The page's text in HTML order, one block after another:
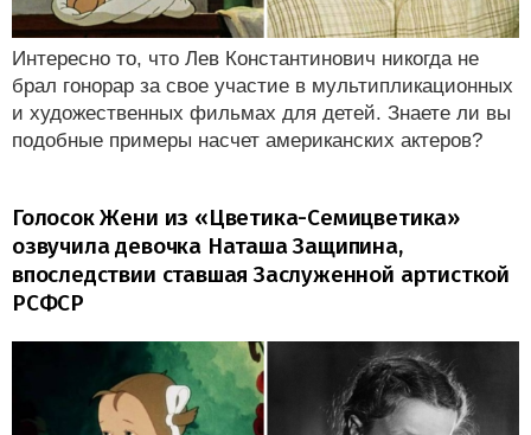
Интересно то, что Лев Константинович никогда не
брал гонорар за свое участие в мультипликационных
и художественных фильмах для детей. Знаете ли вы
подобные примеры насчет американских актеров?
Голосок Жени из «Цветика-Семицветика»
озвучила девочка Наташа Защипина,
впоследствии ставшая Заслуженной артисткой
РСФСР